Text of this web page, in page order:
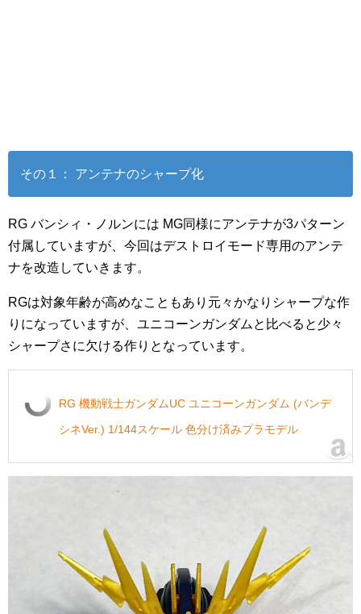
その１： アンテナのシャープ化
RG バンシィ・ノルンには MG同様にアンテナが3パターン
付属していますが、今回はデストロイモード専用のアンテ
ナを改造していきます。
RGは対象年齢が高めなこともあり元々かなりシャープな作
りになっていますが、ユニコーンガンダムと比べると少々
シャープさに欠ける作りとなっています。
RG 機動戦士ガンダムUC ユニコーンガンダム (バンデ
シネVer.) 1/144スケール 色分け済みプラモデル